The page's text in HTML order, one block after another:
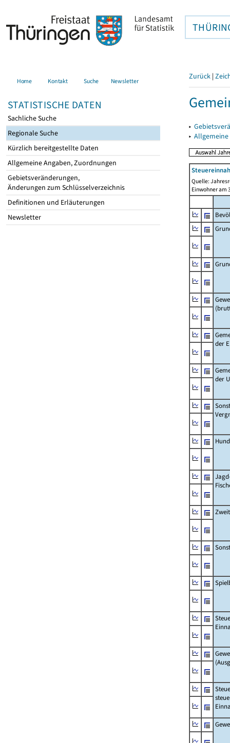
Home Kontakt Suche Newsletter
STATISTISCHE DATEN
Sachliche Suche
Regionale Suche
Kürzlich bereitgestellte Daten
Allgemeine Angaben, Zuordnungen
Gebietsveränderungen,
Änderungen zum Schlüsselverzeichnis
Definitionen und Erläuterungen
Newsletter
Zurück |
▸
▸
Quelle:
Einwohner am
der
der